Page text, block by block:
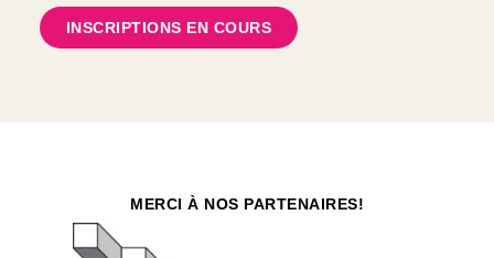
INSCRIPTIONS EN COURS
MERCI À NOS PARTENAIRES!